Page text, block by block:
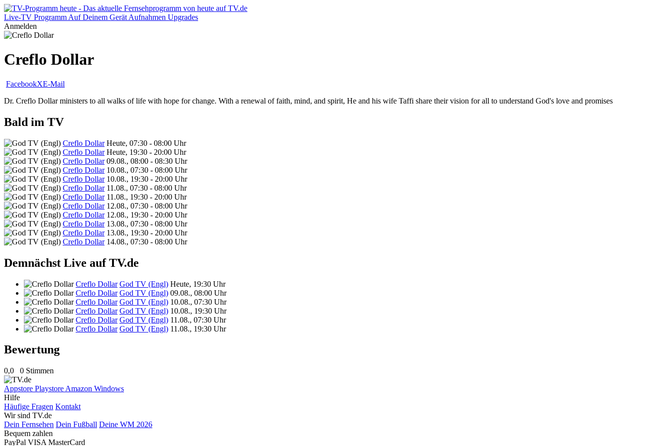
Live-TV Programm Auf Deinem Gerät Aufnahmen Upgrades
Anmelden
Creflo Dollar
FacebookXE-Mail
Dr. Creflo Dollar ministers to all walks of life with hope for change. With a renewal of faith, mind, and spirit, He and his wife Taffi share their vision for all to understand God's love and promises
Bald im TV
Creflo Dollar Heute, 07:30 - 08:00 Uhr
Creflo Dollar Heute, 19:30 - 20:00 Uhr
Creflo Dollar 09.08., 08:00 - 08:30 Uhr
Creflo Dollar 10.08., 07:30 - 08:00 Uhr
Creflo Dollar 10.08., 19:30 - 20:00 Uhr
Creflo Dollar 11.08., 07:30 - 08:00 Uhr
Creflo Dollar 11.08., 19:30 - 20:00 Uhr
Creflo Dollar 12.08., 07:30 - 08:00 Uhr
Creflo Dollar 12.08., 19:30 - 20:00 Uhr
Creflo Dollar 13.08., 07:30 - 08:00 Uhr
Creflo Dollar 13.08., 19:30 - 20:00 Uhr
Creflo Dollar 14.08., 07:30 - 08:00 Uhr
Demnächst Live auf TV.de
Creflo Dollar God TV (Engl) Heute, 19:30 Uhr
Creflo Dollar God TV (Engl) 09.08., 08:00 Uhr
Creflo Dollar God TV (Engl) 10.08., 07:30 Uhr
Creflo Dollar God TV (Engl) 10.08., 19:30 Uhr
Creflo Dollar God TV (Engl) 11.08., 07:30 Uhr
Creflo Dollar God TV (Engl) 11.08., 19:30 Uhr
Bewertung
0,0 0 Stimmen
Appstore Playstore Amazon Windows
Hilfe
Häufige Fragen Kontakt
Wir sind TV.de
Dein Fernsehen Dein Fußball Deine WM 2026
Bequem zahlen
PayPal VISA MasterCard